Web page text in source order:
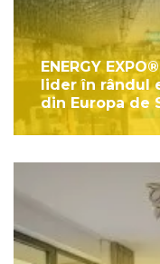
ENERGY
lider în rândul
din Europa de